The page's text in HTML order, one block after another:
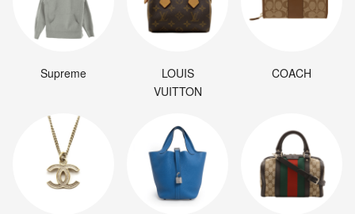
Supreme
LOUIS
VUITTON
COACH